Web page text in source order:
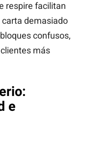
respire facilitan
demasiado
confusos,
más
e